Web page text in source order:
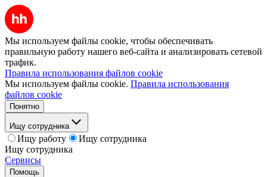
Мы используем файлы cookie, чтобы обеспечивать
правильную работу нашего веб-сайта и анализировать сетевой
трафик.
Правила использования файлов cookie
Мы используем файлы cookie. Правила использования
файлов cookie
Понятно
Ищу сотрудника
Ищу работу
Ищу сотрудника
Ищу сотрудника
Сервисы
Помощь